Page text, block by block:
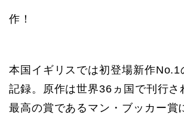
作！
本国イギリスでは初登場新作No.1
記録。原作は世界36ヵ国で刊行さ
最高の賞であるマン・ブッカー賞